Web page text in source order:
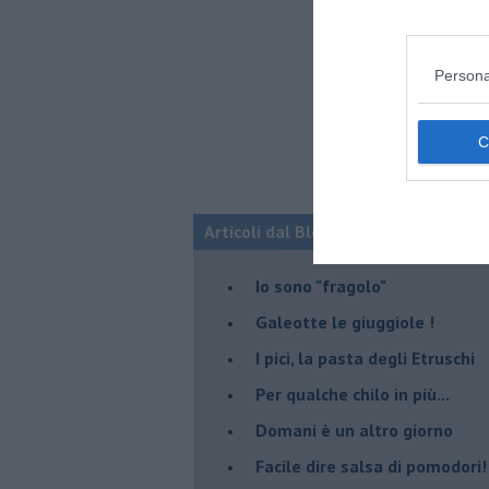
Articoli dal Blog “Due chiacchiere in
Io sono "fragolo"
Galeotte le giuggiole !
I pici, la pasta degli Etruschi
Per qualche chilo in più...
Domani è un altro giorno
​Facile dire salsa di pomodori!